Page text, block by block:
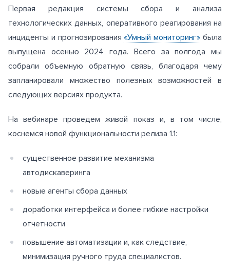
Первая редакция системы сбора и анализа
технологических данных, оперативного реагирования на
инциденты и прогнозирования«Умный мониторинг» была
выпущена осенью 2024 года. Всего за полгода мы
собрали объемную обратную связь, благодаря чему
запланировали множество полезных возможностей в
следующих версиях продукта.
На вебинаре проведем живой показ и, в том числе,
коснемся новой функциональности релиза 1.1:
существенное развитие механизма
автодискаверинга
новые агенты сбора данных
доработки интерфейса и более гибкие настройки
отчетности
повышение автоматизации и, как следствие,
минимизация ручного труда специалистов.